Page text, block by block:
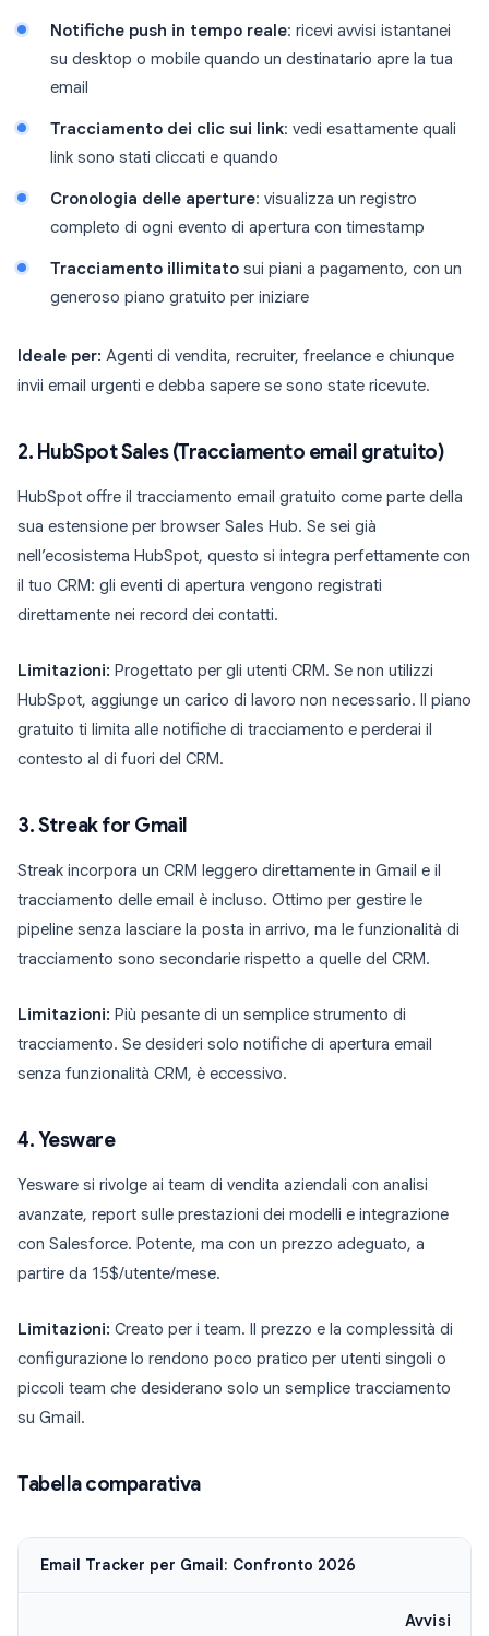
Notifiche push in tempo reale: ricevi avvisi istantanei
su desktop o mobile quando un destinatario apre la tua
email
Tracciamento dei clic sui link: vedi esattamente quali
link sono stati cliccati e quando
Cronologia delle aperture: visualizza un registro
completo di ogni evento di apertura con timestamp
Tracciamento illimitato sui piani a pagamento, con un
generoso piano gratuito per iniziare
Ideale per: Agenti di vendita, recruiter, freelance e chiunque
invii email urgenti e debba sapere se sono state ricevute.
2. HubSpot Sales (Tracciamento email gratuito)
HubSpot offre il tracciamento email gratuito come parte della
sua estensione per browser Sales Hub. Se sei già
nell’ecosistema HubSpot, questo si integra perfettamente con
il tuo CRM: gli eventi di apertura vengono registrati
direttamente nei record dei contatti.
Limitazioni: Progettato per gli utenti CRM. Se non utilizzi
HubSpot, aggiunge un carico di lavoro non necessario. Il piano
gratuito ti limita alle notifiche di tracciamento e perderai il
contesto al di fuori del CRM.
3. Streak for Gmail
Streak incorpora un CRM leggero direttamente in Gmail e il
tracciamento delle email è incluso. Ottimo per gestire le
pipeline senza lasciare la posta in arrivo, ma le funzionalità di
tracciamento sono secondarie rispetto a quelle del CRM.
Limitazioni: Più pesante di un semplice strumento di
tracciamento. Se desideri solo notifiche di apertura email
senza funzionalità CRM, è eccessivo.
4. Yesware
Yesware si rivolge ai team di vendita aziendali con analisi
avanzate, report sulle prestazioni dei modelli e integrazione
con Salesforce. Potente, ma con un prezzo adeguato, a
partire da 15$/utente/mese.
Limitazioni: Creato per i team. Il prezzo e la complessità di
configurazione lo rendono poco pratico per utenti singoli o
piccoli team che desiderano solo un semplice tracciamento
su Gmail.
Tabella comparativa
Email Tracker per Gmail: Confronto 2026
Avvisi